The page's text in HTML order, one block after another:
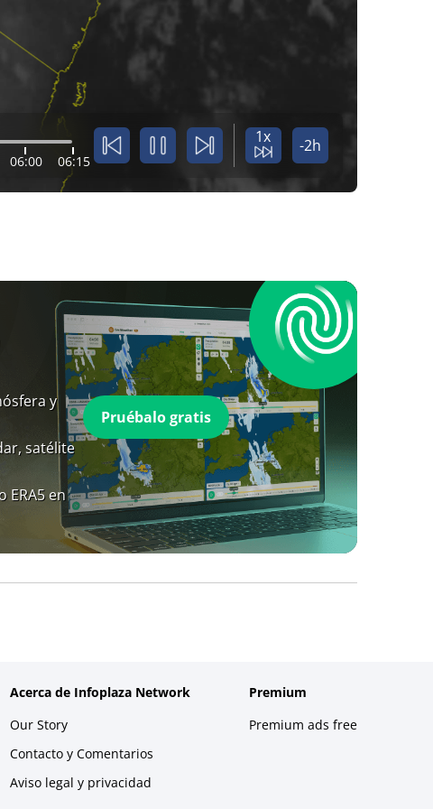
06:00 06:15
1x -2h
y
satélite
ERA5 en
Pruébalo gratis
Acerca de Infoplaza Network
Our Story
Contacto y Comentarios
Aviso legal y privacidad
Premium
Premium ads free